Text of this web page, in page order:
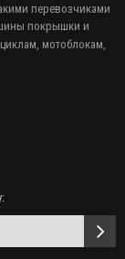
перевозчиками
покрышки и
мотоблокам,